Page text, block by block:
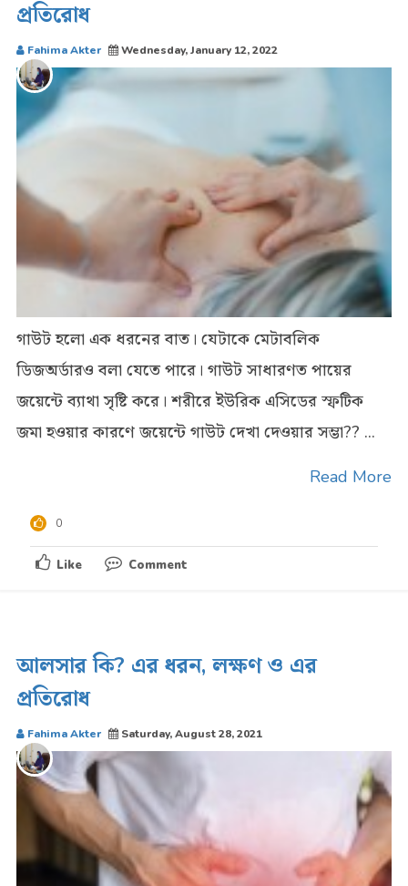
প্রতিরোধ
Fahima Akter Wednesday, January 12, 2022
গাউট হলো এক ধরনের বাত। যেটাকে মেটাবলিক
ডিজঅর্ডারও বলা যেতে পারে। গাউট সাধারণত পায়ের
জয়েন্টে ব্যাথা সৃষ্টি করে। শরীরে ইউরিক এসিডের স্ফটিক
জমা হওয়ার কারণে জয়েন্টে গাউট দেখা দেওয়ার সম্ভা?? ...
Read More
0
Like Comment
আলসার কি? এর ধরন, লক্ষণ ও এর
প্রতিরোধ
Fahima Akter Saturday, August 28, 2021